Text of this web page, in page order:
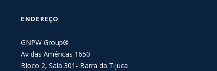
ENDEREÇO
GNPW Group®
Av das Américas 1650
Bloco 2, Sala 301- Barra da Tijuca